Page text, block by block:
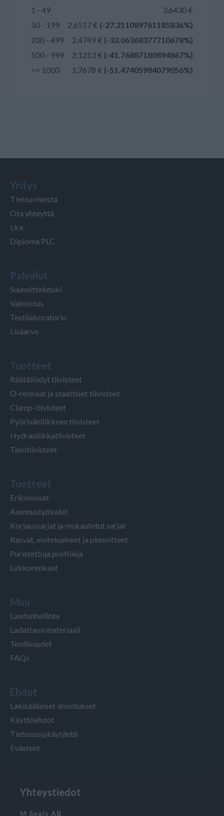
1 - 49
3,6430 €
50 - 199
2,6517 € (-27.211089761185836%)
200 - 499
2,4749 € (-32.06368377710678%)
500 - 999
2,1213 € (-41.76887180894867%)
>= 1000
1,7678 € (-51.47405984079056%)
Yritys
Tietoa meistä
Ota yhteyttä
Ura
Diploma PLC
Palvelut
Suunnittelutuki
Valmistus
Testilaboratorio
Lisäarvo
Tuotteet
Räätälöidyt tiivisteet
O-renkaat ja staattiset tiivisteet
Clamp-tiivisteet
Pyörivänliikkeen tiivisteet
Hydrauliikkatiivisteet
Tasotiivisteet
Tuotteet
Erikoisosat
Asennustyökalut
Korjaussarjat ja mukautetut sarjat
Rasvat, voiteluaineet ja pinnoitteet
Puristettuja profiileja
Lukkorenkaat
Muu
Laadunhallinta
Ladattava materiaali
Teollisuudet
FAQs
Ehdot
Lakisääteiset ilmoitukset
Käyttöehdot
Tietosuojakäytäntö
Evästeet
Yhteystiedot
M Seals AB